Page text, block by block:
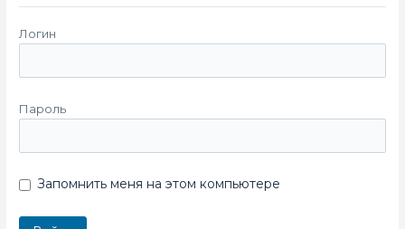
Логин
Пароль
Запомнить меня на этом компьютере